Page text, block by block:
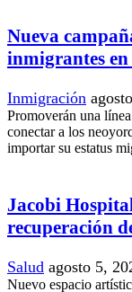
Nueva
inmigrantes
Inmigración
Promoverán una
conectar a los
importar su estatus
Jacobi
recuperación
Salud agosto 5,
Nuevo espacio